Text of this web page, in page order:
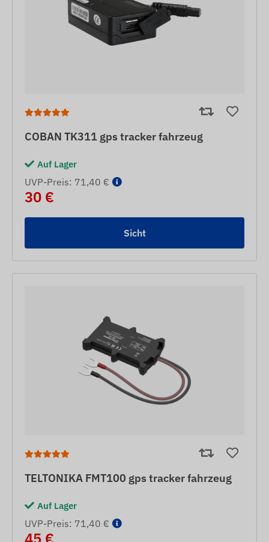
COBAN TK311 gps tracker fahrzeug
Auf Lager
UVP-Preis: 71,40 €
30 €
Sicht
TELTONIKA FMT100 gps tracker fahrzeug
Auf Lager
UVP-Preis: 71,40 €